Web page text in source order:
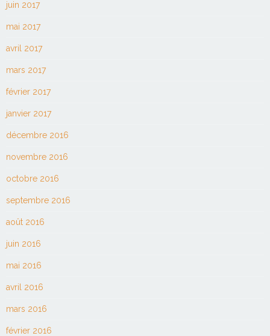
juin 2017
mai 2017
avril 2017
mars 2017
février 2017
janvier 2017
décembre 2016
novembre 2016
octobre 2016
septembre 2016
août 2016
juin 2016
mai 2016
avril 2016
mars 2016
février 2016